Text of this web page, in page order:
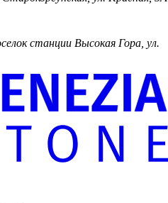
станции Высокая Гора, ул.